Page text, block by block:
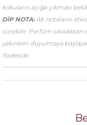
kokuların açığa çıkması
DİP NOTA:Alt notaların
sürebilir. Parfüm
yakınken duyulmaya
ifadesidir.